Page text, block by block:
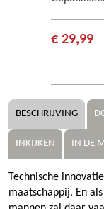
€ 29,99
BESCHRIJVING
INKIJKEN IN DE
Technische
maatschappij. En